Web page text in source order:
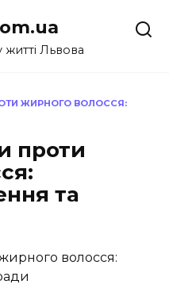
Львова
ЖИРНОГО ВОЛОССЯ:
проти
та